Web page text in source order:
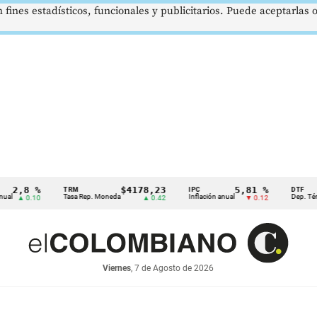
%
0.10 Tasa Rep. Moneda
$4178,23
▲ 0.42 Inflación anual
5,81 %
▼ 0.12 Dep. Término
Viernes, 7 de Agosto de 2026
estadísticos, funcionales y publicitarios. Puede aceptarlas